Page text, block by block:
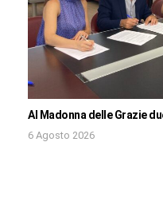
Al Madonna delle Grazie
6 Agosto 2026